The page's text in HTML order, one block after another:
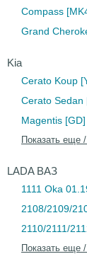
Compass
Grand
Kia
Cerato Koup
Cerato Sedan
Magentis
Показать еще
LADA ВАЗ
1111 Oka
2108/2109/
2110/2111/
Показать еще